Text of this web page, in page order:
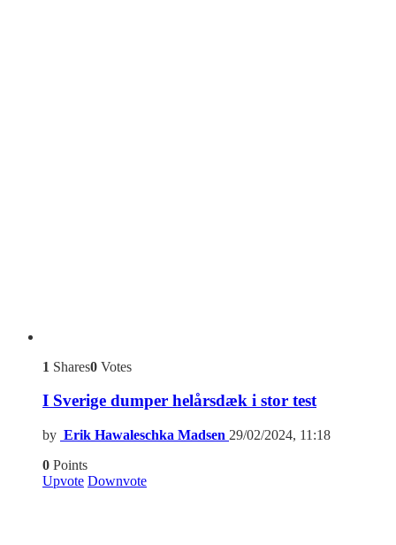
1 Shares0 Votes
I Sverige dumper helårsdæk i stor test
by Erik Hawaleschka Madsen 29/02/2024, 11:18
0 Points
Upvote Downvote